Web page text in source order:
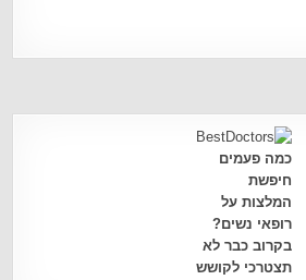
כמה פעמים
חיפשת
המלצות על
רופאי נשים?
בקרוב כבר לא
תצטרכי לקושש